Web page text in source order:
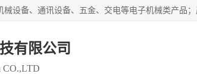
有限公司
CO.,LTD